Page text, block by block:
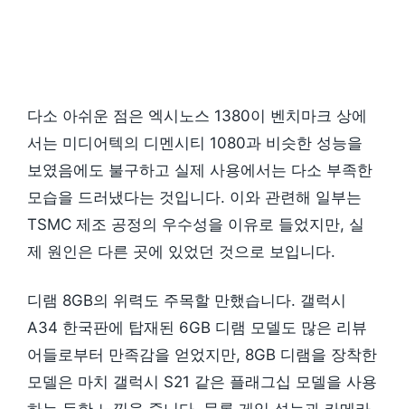
다소 아쉬운 점은 엑시노스 1380이 벤치마크 상에
서는 미디어텍의 디멘시티 1080과 비슷한 성능을
보였음에도 불구하고 실제 사용에서는 다소 부족한
모습을 드러냈다는 것입니다. 이와 관련해 일부는
TSMC 제조 공정의 우수성을 이유로 들었지만, 실
제 원인은 다른 곳에 있었던 것으로 보입니다.
디램 8GB의 위력도 주목할 만했습니다. 갤럭시
A34 한국판에 탑재된 6GB 디램 모델도 많은 리뷰
어들로부터 만족감을 얻었지만, 8GB 디램을 장착한
모델은 마치 갤럭시 S21 같은 플래그십 모델을 사용